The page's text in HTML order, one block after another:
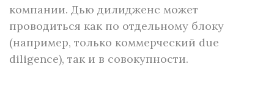
компании. Дью дилидженс может
проводиться как по отдельному блоку
(например, только коммерческий due
diligence), так и в совокупности.